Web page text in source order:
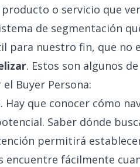
o servicio que
de segmentación
para nuestro fin, que no
. Estos son algunos
Buyer Persona:
. Hay que conocer cómo
Saber dónde
permitirá
encuentre fácilmente